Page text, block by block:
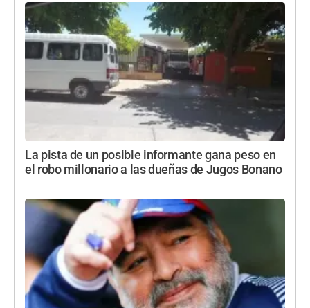
La pista de un posible informante gana peso en
el robo millonario a las dueñas de Jugos Bonano